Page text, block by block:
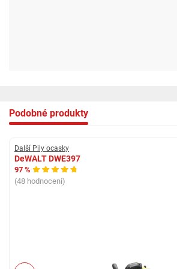
Podobné produkty
Další Pily ocasky
DeWALT DWE397
97 %
(48 hodnocení)